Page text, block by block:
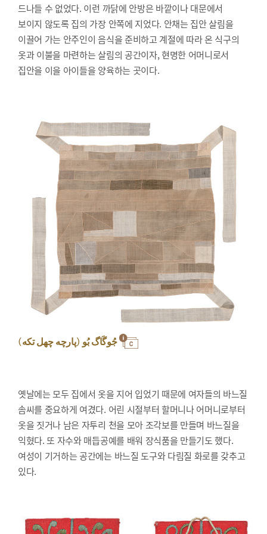
드나들 수 없었다. 이런 까닭에 안방은 바깥이나 대문에서
보이지 않도록 집의 가장 안쪽에 지었다. 안채는 집안 살림을
이끌어 가는 안주인이 음식을 준비하고 계절에 따라 온 식구의
옷과 이불을 마련하는 살림의 공간이자, 현명한 어머니로서
집안을 이을 아이들을 양육하는 곳이다.
جُوگَاگ بُو (پارچه چهل تکه)
옛날에는 모두 집에서 옷을 지어 입었기 때문에 여자들의 바느질
솜씨를 중요하게 여겼다. 어린 시절부터 할머니나 어머니로부터
옷을 짓거나 남은 자투리 천을 모아 조각보를 만들며 바느질을
익혔다. 또 자수와 매듭공예를 배워 장식품을 만들기도 했다.
여성이 기거하는 공간에는 바느질 도구와 다림질 화로를 갖추고
있다.